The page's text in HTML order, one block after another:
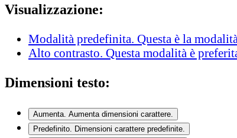
Visualizzazione:
Modalità predefinita. Questa è la
Alto contrasto. Questa modalità è
Dimensioni testo:
Aumenta . Aumenta dimensioni carattere.
Predefinito . Dimensioni carattere predefinite.